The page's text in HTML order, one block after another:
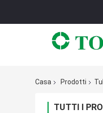
Casa Prodotti
TUTTI I